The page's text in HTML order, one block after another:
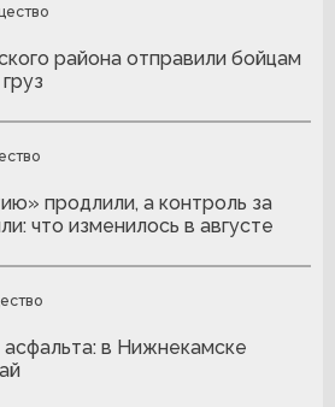
района отправили бойцам
продлили, а контроль за
что изменилось в августе
в Нижнекамске